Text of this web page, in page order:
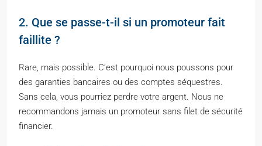
2. Que se passe-t-il si un promoteur fait
faillite ?
Rare, mais possible. C’est pourquoi nous poussons pour
des garanties bancaires ou des comptes séquestres.
Sans cela, vous pourriez perdre votre argent. Nous ne
recommandons jamais un promoteur sans filet de sécurité
financier.